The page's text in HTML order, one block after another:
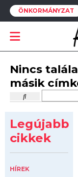
ÖNKORMÁNYZAT
Nincs
másik
Legújabb
cikkek
HÍREK